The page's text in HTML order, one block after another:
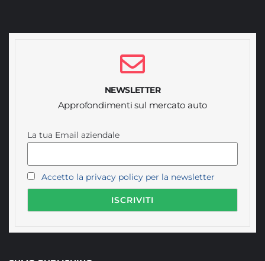
NEWSLETTER
Approfondimenti sul mercato auto
La tua Email aziendale
Accetto la privacy policy per la newsletter